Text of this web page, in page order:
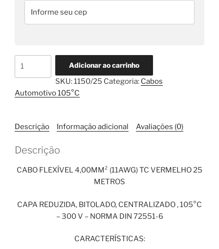
TC
Metros
Adicionar ao carrinho
SKU:1150/25 Categoria: Cabos
Automotivo 105°C
Descrição Informação adicional Avaliações (0)
Descrição
CABO FLEXÍVEL 4,00MM² (11AWG) TC VERMELHO 25
METROS
CAPA REDUZIDA, BITOLADO, CENTRALIZADO , 105°C
– 300 V – NORMA DIN 72551-6
CARACTERÍSTICAS: